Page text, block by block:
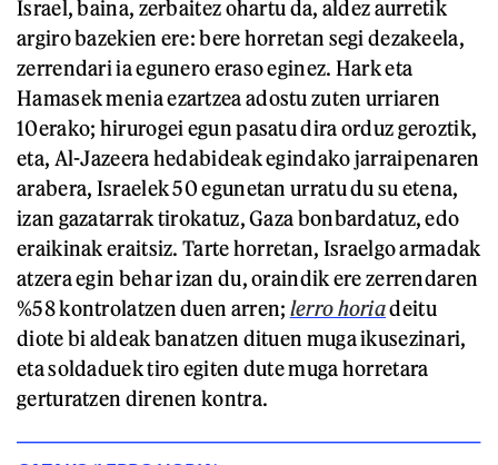
Israel, baina, zerbaitez ohartu da, aldez aurretik
argiro bazekien ere: bere horretan segi dezakeela,
zerrendari ia egunero eraso eginez. Hark eta
Hamasek menia ezartzea adostu zuten urriaren
10erako; hirurogei egun pasatu dira orduz geroztik,
eta, Al-Jazeera hedabideak egindako jarraipenaren
arabera, Israelek 50 egunetan urratu du su etena,
izan gazatarrak tirokatuz, Gaza bonbardatuz, edo
eraikinak eraitsiz. Tarte horretan, Israelgo armadak
atzera egin behar izan du, oraindik ere zerrendaren
%58 kontrolatzen duen arren; lerro horiadeitu
diote bi aldeak banatzen dituen muga ikusezinari,
eta soldaduek tiro egiten dute muga horretara
gerturatzen direnen kontra.